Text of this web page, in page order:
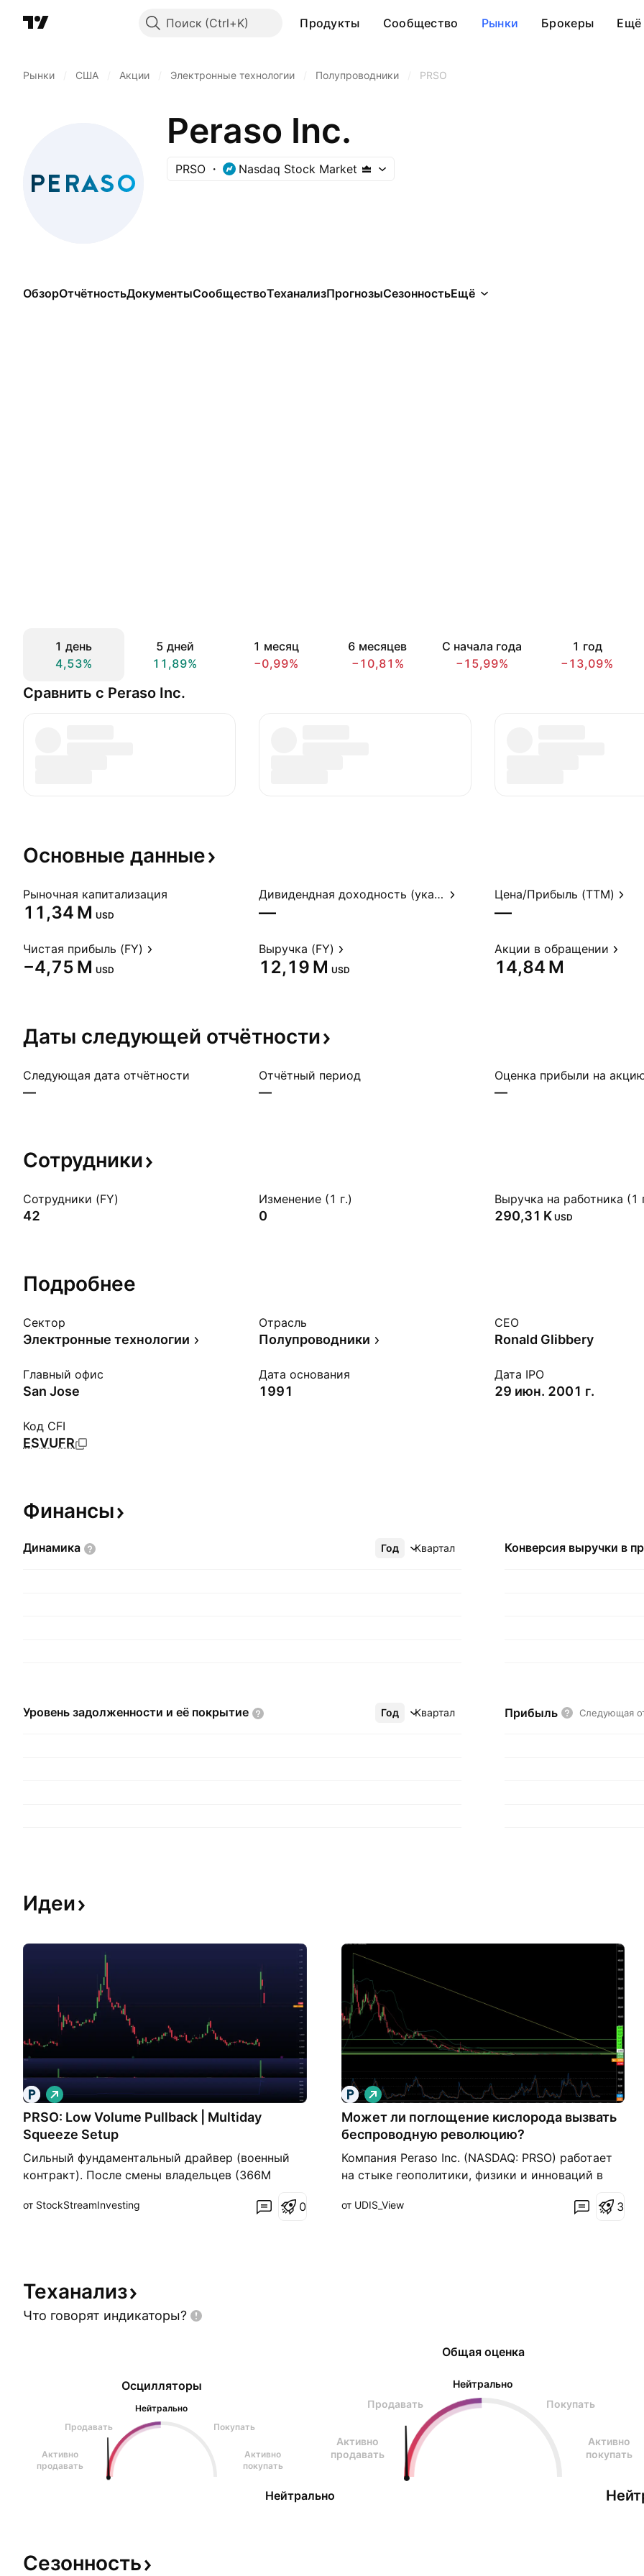
Поиск Продукты Сообщество Рынки Брокеры Ещё
Рынки США Акции Электронные технологии Полупроводники PRSO
Peraso Inc.
PRSO Nasdaq Stock Market
ОбзорОтчётностьДокументыСообществоТеханализПрогнозыСезонностьЕщё
1 день
4,53%
5 дней
11,89%
1 месяц
−0,99%
6 месяцев
−10,81%
С начала года
−15,99%
1 год
−13,09%
Сравнить с Peraso Inc.
Основные данные
Рыночная капитализация
‪11,34 M‬ USD
Дивидендная доходность (указ.)
—
Цена/Прибыль (TTM)
—
Чистая прибыль (FY)
‪−4,75 M‬ USD
Выручка (FY)
‪12,19 M‬ USD
Акции в обращении
‪14,84 M‬
Даты следующей отчётности
Следующая дата отчётности
—
Отчётный период
—
Оценка прибыли на
—
Сотрудники
Сотрудники (FY)
42
Изменение (1 г.)
0
Выручка на работника (1
‪290,31 K‬ USD
Подробнее
Сектор
Электронные технологии
Отрасль
Полупроводники
CEO
Ronald Glibbery
Главный офис
San Jose
Дата основания
1991
Дата IPO
29 июн. 2001 г.
Код CFI
ESVUFR
Финансы
Динамика Год Квартал
Ещё Конверсия выручки в
Уровень задолженности и её покрытие Год Квартал
Ещё Прибыль Следующая
Идеи
PRSO: Low Volume Pullback | Multiday
Squeeze Setup
Сильный фундаментальный драйвер (военный
контракт). После смены владельцев (366M
"сухом" объеме. Шортисты заперты в узком
Д
л
и
н
я
от StockStreamInvesting 0
Может ли поглощение кислорода вызвать
беспроводную революцию?
Компания Peraso Inc. (NASDAQ: PRSO) работает
на стыке геополитики, физики и инноваций в
Пока западные правительства демонтируют
Д
л
и
н
я
от UDIS_View 3
Теханализ
Что говорят индикаторы?
Осцилляторы
Нейтрально
Продавать
Покупать
Активно
продавать
Активно
покупать
Нейтрально
Общая оценка
Нейтрально
Продавать
Покупать
Активно
продавать
Активно
покупать
Сезонность